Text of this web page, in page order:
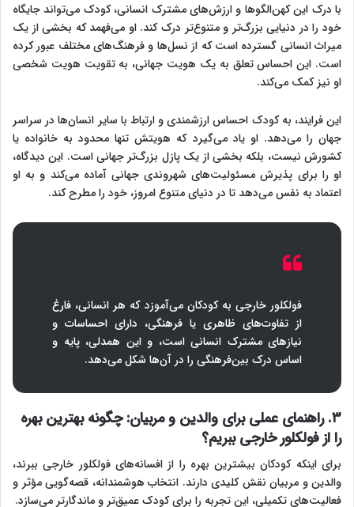
با درک این کهن‌الگوها و ارزش‌های مشترک انسانی، کودک می‌تواند جایگاه
خود را در دنیایی بزرگ‌تر و متنوع‌تر درک کند. او می‌فهمد که بخشی از یک
میراث انسانی گسترده است که از نسل‌ها و فرهنگ‌های مختلف عبور کرده
است. این احساس تعلق به یک هویت جهانی، به تقویت هویت شخصی
او نیز کمک می‌کند.
این فرایند، به کودک احساس ارزشمندی و ارتباط با سایر انسان‌ها در سراسر
جهان را می‌دهد. او یاد می‌گیرد که هویتش تنها محدود به خانواده یا
کشورش نیست، بلکه بخشی از یک پازل بزرگ‌تر جهانی است. این دیدگاه،
او را برای پذیرش مسئولیت‌های شهروندی جهانی آماده می‌کند و به او
اعتماد به نفس می‌دهد تا در دنیای متنوع امروز، خود را مطرح کند.
فولکلور خارجی به کودکان می‌آموزد که هر انسانی، فارغ
از تفاوت‌های ظاهری یا فرهنگی، دارای احساسات و
نیازهای مشترک انسانی است، و این همدلی، پایه و
اساس درک بین‌فرهنگی را در آن‌ها شکل می‌دهد.
۳. راهنمای عملی برای والدین و مربیان: چگونه بهترین بهره
را از فولکلور خارجی ببریم؟
برای اینکه کودکان بیشترین بهره را از افسانه‌های فولکلور خارجی ببرند،
والدین و مربیان نقش کلیدی دارند. انتخاب هوشمندانه، قصه‌گویی مؤثر و
فعالیت‌های تکمیلی، این تجربه را برای کودک عمیق‌تر و ماندگارتر می‌سازد.